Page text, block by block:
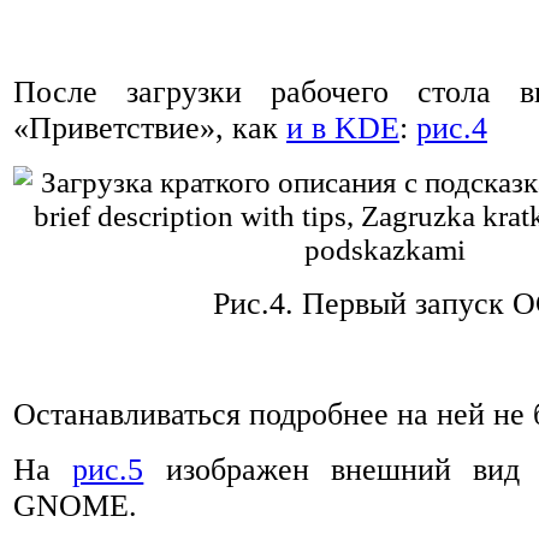
После загрузки рабочего стола
«Приветствие», как и в KDE: рис.4
Рис.4. Первый запуск
Останавливаться подробнее на ней не
Нарис.5 изображен внешний вид
GNOME.